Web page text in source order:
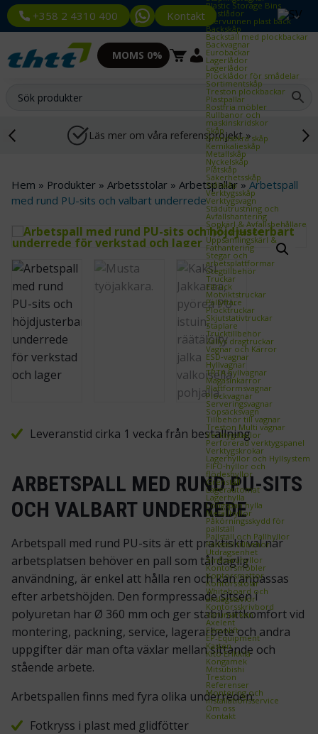
+358 2 4310 400 Kontakt
Plastic Storage Bins
Plastlådor
Återvunnen plast back
Backskåp
Backställ med plockbackar
Backvagnar
Eurobackar
Lagerlådor
Lagerlådor
Plocklådor för smådelar
Sortimentskåp
Treston plockbackar
Plastpallar
Rostfria möbler
Rullbanor och
maskinskridskor
Skåp
Brandsäkra skåp
Kemikalieskåp
Metallskåp
Nyckelskåp
Plåtskåp
Säkerhetsskåp
Stålskåp
Verktygsskåp
Verktygsvagn
Städutrustning och
Avfallshantering
Sopkärl & Avfallsbehållare
Tippcontainer
Uppsamlingskärl &
Fathantering
Stegar och
arbetsplattformar
Stegtillbehör
Truckar
Eltruck
Motviktstruckar
Pallyftare
Plocktruckar
Skjutstativtruckar
Staplare
Trucktillbehör
Zallys dragtruckar
Vagnar och Kärror
ESD‑vagnar
Hyllvagnar
TRTA hyllvagnar
Magasinkärror
Plattformsvagnar
Plockvagnar
Serveringsvagnar
Sopsäcksvagn
Tillbehör till vagnar
Treston Multi vagnar
Verktygstavlor
Perforerad verktygspanel
Verktygskrokar
Lagerhyllor och Hyllsystem
FIFO‑hyllor och
flödeshyllor
Grenställ
Lagerautomat
Lagerhylla
Longspan hylla
Metallhyllor
Påkörningsskydd för
pallställ
Pallställ och Pallhyllor
Pallställ tillbehör
Utdragsenhet
Småvaruhyllor
Kontorsmöbler
Kontorsmattor
Kontorsstolar
Whiteboard och
anslagstavlor
Kontorsskrivbord
Varumärken
Axelent
Edmolift
EP-Equipment
Kasten
Kito Erikkilä
Kongamek
Mitsubishi
Treston
Referenser
Montering och
installationsservice
Om oss
Kontakt
MOMS 0%
Läs mer om våra referensprojekt »
Hem » Produkter » Arbetsstolar » Arbetspallar»Arbetspall
med rund PU-sits och valbart underrede
Leveranstid cirka 1 vecka från beställning
ARBETSPALL MED RUND PU-SITS
OCH VALBART UNDERREDE
Arbetspall med rund PU-sits är ett praktiskt val när
arbetsplatsen behöver en pall som tål daglig
användning, är enkel att hålla ren och kan anpassas
efter arbetshöjden. Den formpressade sitsen i
polyuretan har Ø 360 mm och ger stabil sittkomfort vid
montering, packning, service, lagerarbete och andra
uppgifter där man ofta växlar mellan sittande och
stående arbete.
Arbetspallen finns med fyra olika underreden:
Fotkryss i plast med glidfötter